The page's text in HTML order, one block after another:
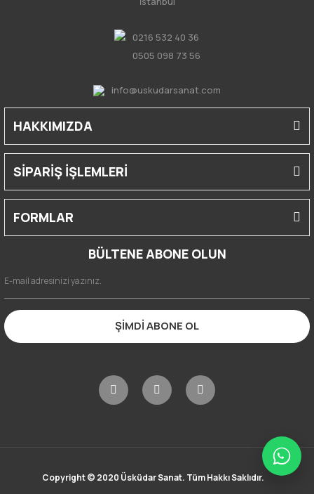
0216 532 40 36
0505 098 73 56
info@uskudarsanat.com
HAKKIMIZDA
SİPARİŞ İŞLEMLERİ
FORMLAR
BÜLTENE ABONE OLUN
ŞİMDİ ABONE OL
Copyright © 2020 Üsküdar Sanat. Tüm Hakkı Saklıdır.